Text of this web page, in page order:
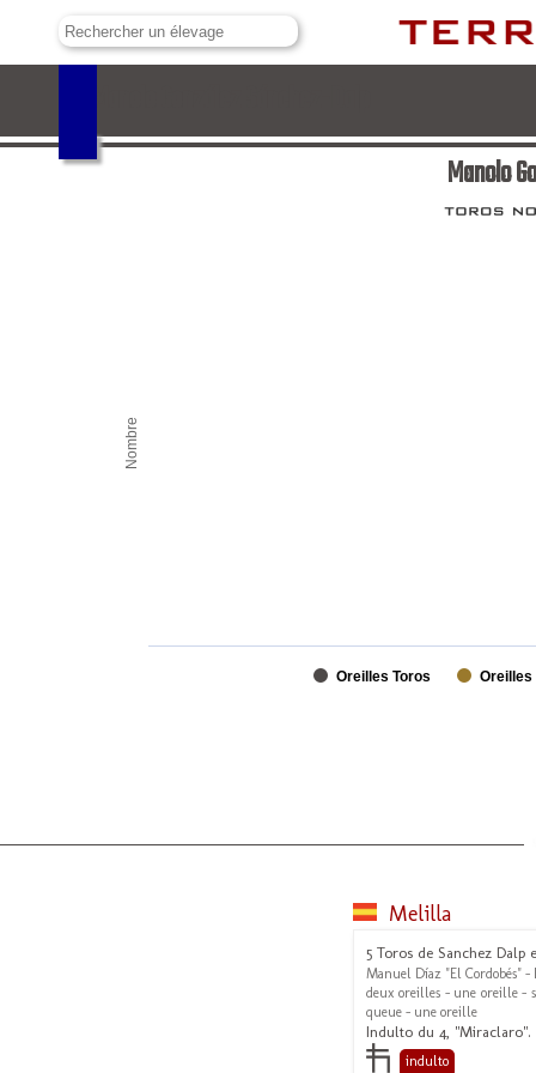
Manolo
Nombre
Oreilles Toros Oreilles
Melilla
5 Toros de Sanchez Dalp
Manuel Díaz "El Cordobés" -
deux oreilles - une oreille -
queue - une oreille
Indulto du 4, "Miraclaro".
indulto